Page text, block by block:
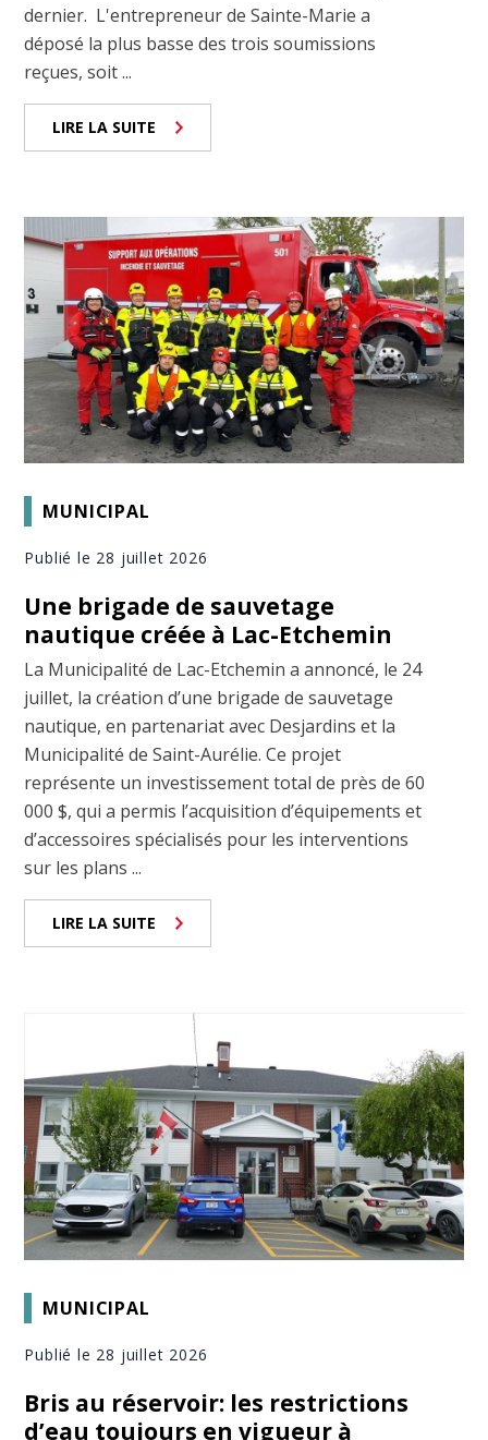
dernier. L'entrepreneur de Sainte-Marie a
déposé la plus basse des trois soumissions
reçues, soit ...
LIRE LA SUITE
MUNICIPAL
Publié le 28 juillet 2026
Une brigade de sauvetage
nautique créée à Lac-Etchemin
La Municipalité de Lac-Etchemin a annoncé, le 24
juillet, la création d’une brigade de sauvetage
nautique, en partenariat avec Desjardins et la
Municipalité de Saint-Aurélie. Ce projet
représente un investissement total de près de 60
000 $, qui a permis l’acquisition d’équipements et
d’accessoires spécialisés pour les interventions
sur les plans ...
LIRE LA SUITE
MUNICIPAL
Publié le 28 juillet 2026
Bris au réservoir: les restrictions
d’eau toujours en vigueur à